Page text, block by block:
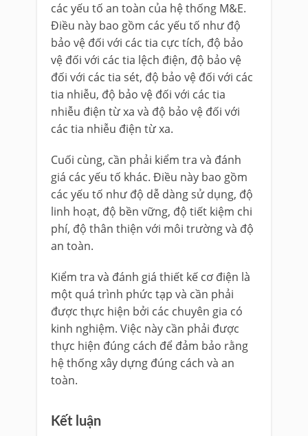
các yếu tố an toàn của hệ thống M&E.
Điều này bao gồm các yếu tố như độ
bảo vệ đối với các tia cực tích, độ bảo
vệ đối với các tia lệch điện, độ bảo vệ
đối với các tia sét, độ bảo vệ đối với các
tia nhiễu, độ bảo vệ đối với các tia
nhiễu điện từ xa và độ bảo vệ đối với
các tia nhiễu điện từ xa.
Cuối cùng, cần phải kiểm tra và đánh
giá các yếu tố khác. Điều này bao gồm
các yếu tố như độ dễ dàng sử dụng, độ
linh hoạt, độ bền vững, độ tiết kiệm chi
phí, độ thân thiện với môi trường và độ
an toàn.
Kiểm tra và đánh giá thiết kế cơ điện là
một quá trình phức tạp và cần phải
được thực hiện bởi các chuyên gia có
kinh nghiệm. Việc này cần phải được
thực hiện đúng cách để đảm bảo rằng
hệ thống xây dựng đúng cách và an
toàn.
Kết luận